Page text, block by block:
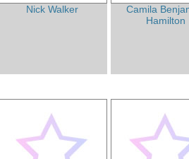
Nick Walker
Camila
Hamilton